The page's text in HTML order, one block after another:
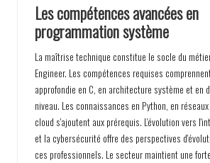
Les compétences avancées en
programmation système
La maîtrise technique constitue le socle du
Engineer. Les compétences requises
approfondie en C, en architecture système et en
niveau. Les connaissances en Python, en
cloud s'ajoutent aux prérequis. L'évolution vers
et la cybersécurité offre des perspectives
ces professionnels. Le secteur maintient une